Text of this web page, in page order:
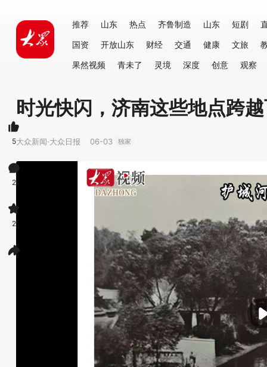
推荐 山东 热点 齐鲁制造 山东 短剧
国资
开放山东 财经 交通 健康 文旅
果然视频
青未了 灵境 深度 创意 观察
时光快闪，济南这些地点跨
大众新闻·大众日报 06-03 独家
5
2
2